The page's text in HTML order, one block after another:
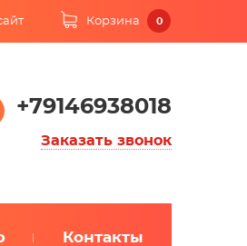
Корзина 0
+79146938018
Заказать звонок
Контакты